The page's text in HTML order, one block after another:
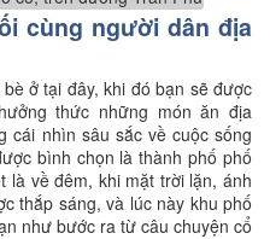
cùng người dân địa
ở tại đây, khi đó bạn sẽ được
thức những món ăn địa
cái nhìn sâu sắc về cuộc sống
bình chọn là thành phố phố
là về đêm, khi mặt trời lặn, ánh
thắp sáng, và lúc này khu phố
như bước ra từ câu chuyện cổ